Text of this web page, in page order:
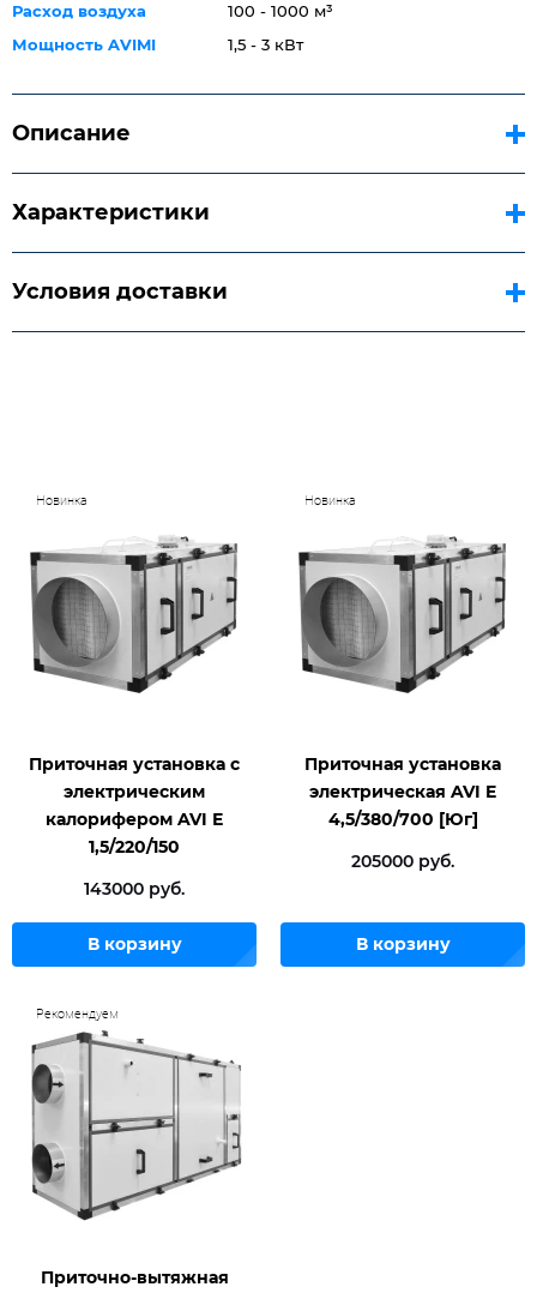
Расход воздуха
100 - 1000 м³
Мощность AVIMI
1,5 - 3 кВт
Описание
Характеристики
Условия доставки
Новинка
Приточная установка c
электричеcким
калорифером AVI Е
1,5/220/150
143000 руб.
В корзину
Новинка
Приточная установка
электрическая AVI E
4,5/380/700 [Юг]
205000 руб.
В корзину
Рекомендуем
Приточно-вытяжная